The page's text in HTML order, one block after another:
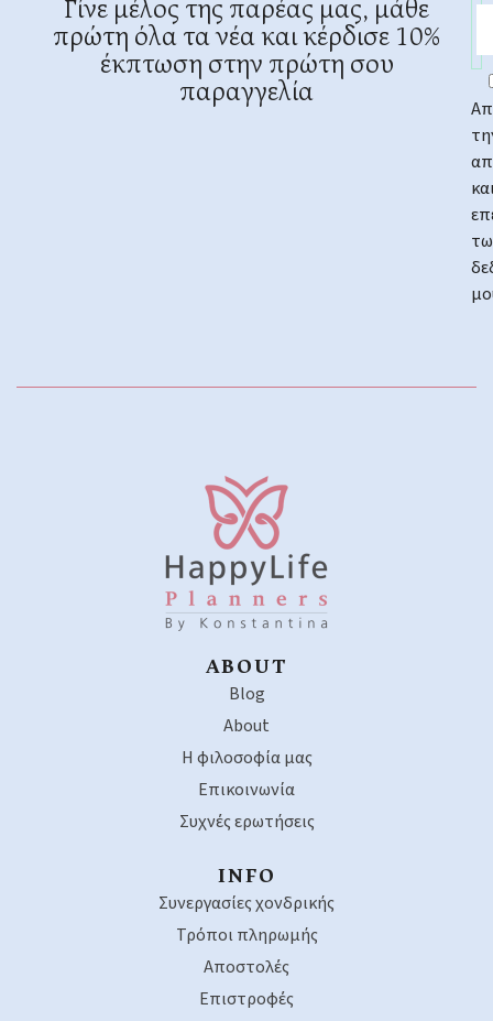
Γίνε μέλος της παρέας μας, μάθε
πρώτη όλα τα νέα και κέρδισε 10%
έκπτωση στην πρώτη σου
παραγγελία
ABOUT
Blog
About
Η φιλοσοφία μας
Επικοινωνία
Συχνές ερωτήσεις
INFO
Συνεργασίες χονδρικής
Τρόποι πληρωμής
Αποστολές
Επιστροφές